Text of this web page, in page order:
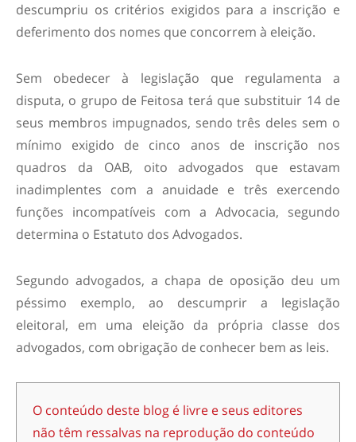
descumpriu os critérios exigidos para a inscrição e
deferimento dos nomes que concorrem à eleição.
Sem obedecer à legislação que regulamenta a
disputa, o grupo de Feitosa terá que substituir 14 de
seus membros impugnados, sendo três deles sem o
mínimo exigido de cinco anos de inscrição nos
quadros da OAB, oito advogados que estavam
inadimplentes com a anuidade e três exercendo
funções incompatíveis com a Advocacia, segundo
determina o Estatuto dos Advogados.
Segundo advogados, a chapa de oposição deu um
péssimo exemplo, ao descumprir a legislação
eleitoral, em uma eleição da própria classe dos
advogados, com obrigação de conhecer bem as leis.
O conteúdo deste blog é livre e seus editores
não têm ressalvas na reprodução do conteúdo